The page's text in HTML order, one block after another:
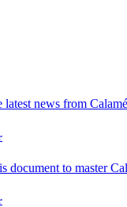
latest news from
document to master